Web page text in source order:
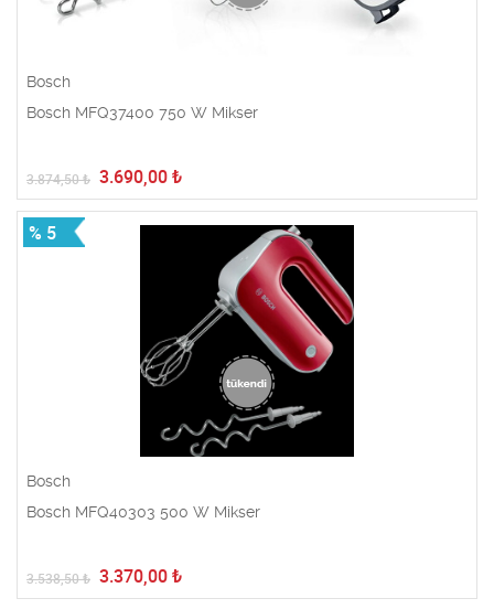
Bosch
Bosch MFQ37400 750 W Mikser
3.874,50₺ 3.690,00 ₺
% 5
Bosch
Bosch MFQ40303 500 W Mikser
3.538,50₺ 3.370,00 ₺